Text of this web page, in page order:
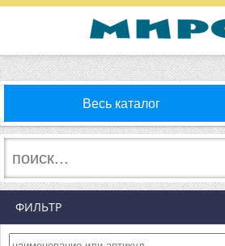
Весь каталог
ФИЛЬТР